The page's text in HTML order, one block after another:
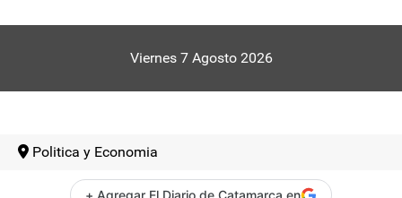
Viernes 7 Agosto 2026
Politica y Economia
+ Agregar El Diario de Catamarca en